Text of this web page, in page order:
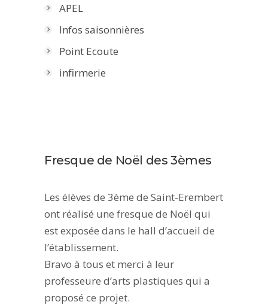
APEL
Infos saisonnières
Point Ecoute
infirmerie
Fresque de Noël des 3èmes
Les élèves de 3ème de Saint-Erembert
ont réalisé une fresque de Noël qui
est exposée dans le hall d’accueil de
l’établissement.
Bravo à tous et merci à leur
professeure d’arts plastiques qui a
proposé ce projet.